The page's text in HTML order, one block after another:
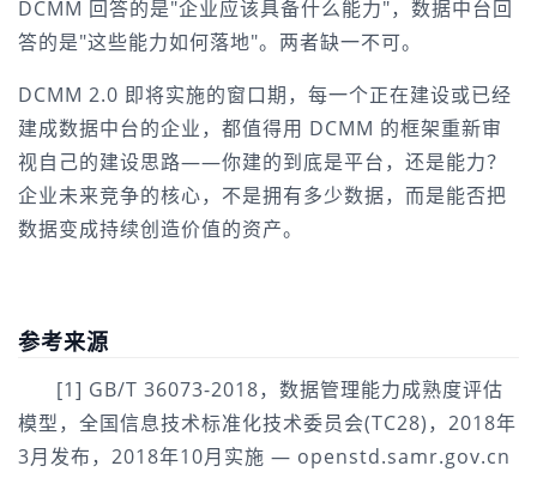
DCMM 回答的是"企业应该具备什么能力"，数据中台回
答的是"这些能力如何落地"。两者缺一不可。
DCMM 2.0 即将实施的窗口期，每一个正在建设或已经
建成数据中台的企业，都值得用 DCMM 的框架重新审
视自己的建设思路——你建的到底是平台，还是能力？
企业未来竞争的核心，不是拥有多少数据，而是能否把
数据变成持续创造价值的资产。
参考来源
[1] GB/T 36073-2018，数据管理能力成熟度评估
模型，全国信息技术标准化技术委员会(TC28)，2018年
3月发布，2018年10月实施 — openstd.samr.gov.cn